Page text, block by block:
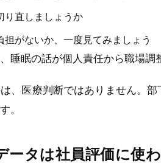
り直しましょうか
担がないか、一度見てみましょう
睡眠の話が個人責任から職場調
、医療判断ではありません。
。
ータは社員評価に使